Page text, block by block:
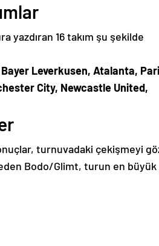
yazdıran 16 takım şu şekilde
Leverkusen, Atalanta,
City, Newcastle United,
turnuvadaki çekişmeyi
Bodo/Glimt, turun en büyük